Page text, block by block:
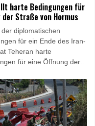
harte Bedingungen für
der Straße von Hormus
diplomatischen
für ein Ende des Iran-
Teheran harte
für eine Öffnung der
Abbas Araghtschi
am Samstag unter
"Entschädigungen" für
der USA gegen das im
Rahmenabkommen